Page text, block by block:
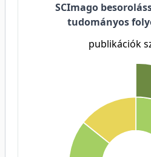
SCImago
tudományos
publikációk